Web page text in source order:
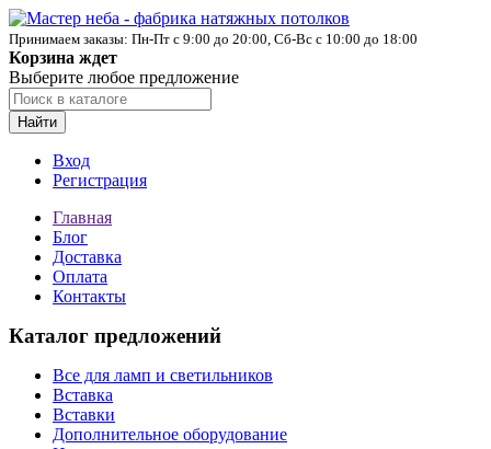
Принимаем заказы: Пн-Пт с 9:00 до 20:00, Сб-Вс с 10:00 до 18:00
Корзина ждет
Выберите любое предложение
Найти
Вход
Регистрация
Главная
Блог
Доставка
Оплата
Контакты
Каталог предложений
Все для ламп и светильников
Вставка
Вставки
Дополнительное оборудование